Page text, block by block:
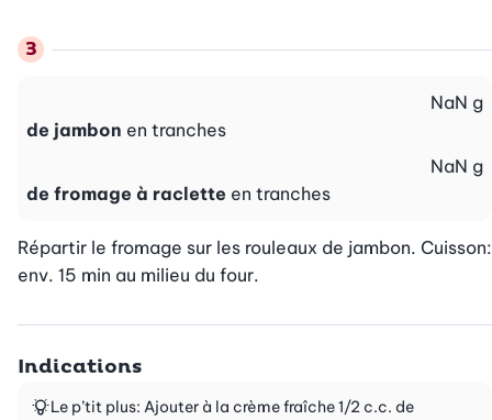
de jambon en tranches
NaN g
de fromage à raclette en tranches
NaN g
Répartir le fromage sur les rouleaux de jambon. Cuisson:
env. 15 min au milieu du four.
Indications
Le p’tit plus: Ajouter à la crème fraîche 1/2 c.c. de